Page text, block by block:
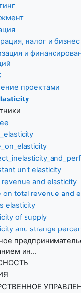
налог и
и
проектами
unit elasticity
revenue and elasticity
on total revenue and
elasticity
of supply
and strange
ин...